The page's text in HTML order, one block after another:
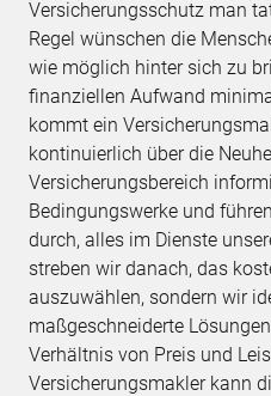
Versicherungsschutz man
Regel wünschen die
wie möglich hinter sich zu
finanziellen Aufwand
kommt ein
kontinuierlich über die
Versicherungsbereich
Bedingungswerke und
durch, alles im Dienste
streben wir danach, das
auszuwählen, sondern wir
maßgeschneiderte
Verhältnis von Preis und
Versicherungsmakler kann